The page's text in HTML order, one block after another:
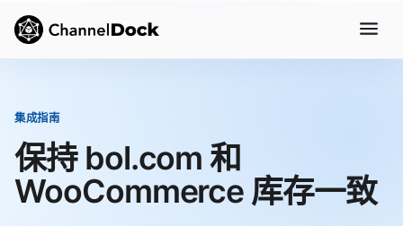
集成指南
保持 bol.com 和
WooCommerce 库存一致